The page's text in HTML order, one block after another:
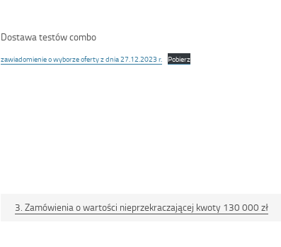
Dostawa testów combo
zawiadomienie o wyborze oferty z dnia 27.12.2023 r. Pobierz
3. Zamówienia o wartości nieprzekraczającej kwoty 130 000 zł